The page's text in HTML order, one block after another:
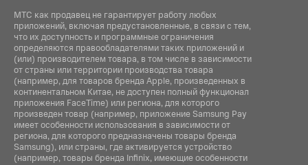
МТС как продавец не гарантирует работу любых
приложений, включая предустановленные, в связи с тем,
что их доступность и программные ограничения
определяются правообладателями таких приложений и
(или) производителем товара, в том числе в зависимости
от страны или территории производства товара
(например, для товаров бренда Apple, произведенных в
континентальном Китае, не доступен полный функционал
приложения FaceTime) или региона, для которого
произведен товар (например, приложение Samsung Pay
имеет особенности использования в зависимости от
региона, для которого предназначены товары бренда
Samsung), или страны, где активируется устройство
(например, товары бренда Infiniх, имеющие особенности